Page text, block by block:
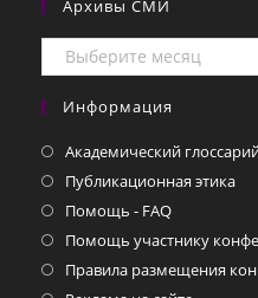
Архивы СМИ
Архивы
СМИ
Информация
Академический
Публикационная этика
Помощь - FAQ
Помощь участнику
Правила размещения